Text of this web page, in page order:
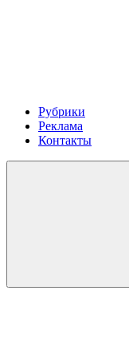
Рубрики
Реклама
Контакты